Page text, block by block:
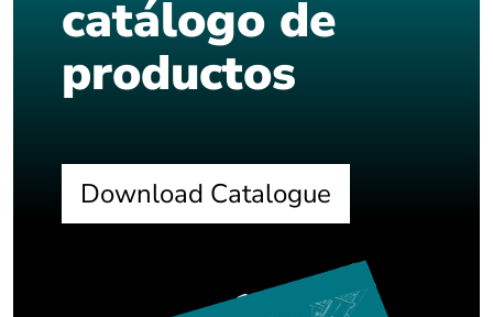
catálogo de
productos
Download Catalogue